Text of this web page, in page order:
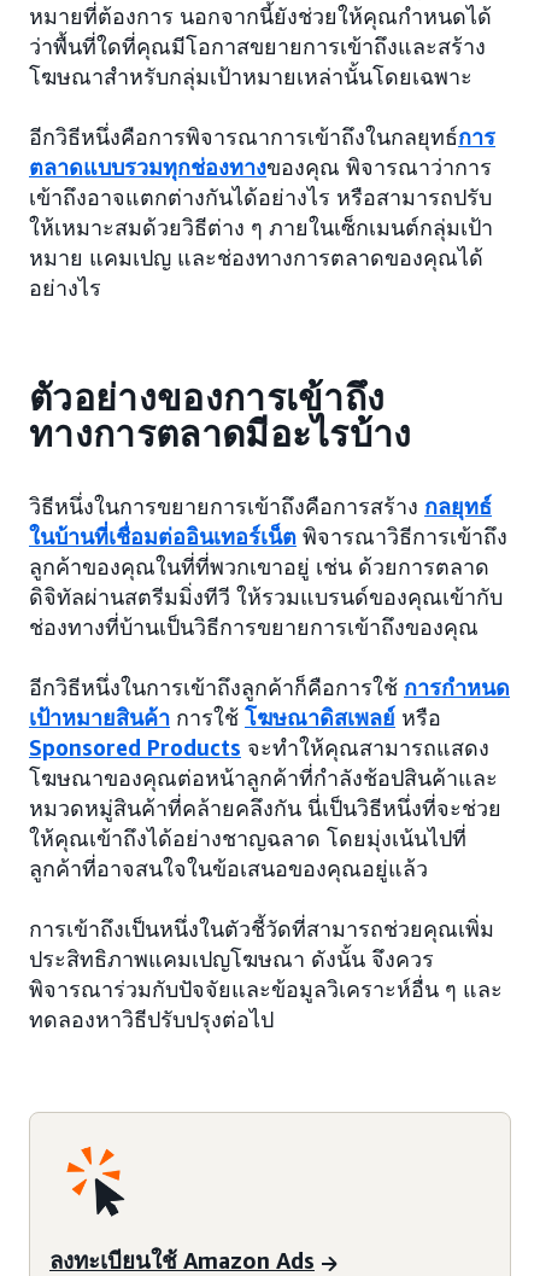
หมายที่ต้องการ นอกจากนี้ยังช่วยให้คุณกำหนดได้
ว่าพื้นที่ใดที่คุณมีโอกาสขยายการเข้าถึงและสร้าง
โฆษณาสำหรับกลุ่มเป้าหมายเหล่านั้นโดยเฉพาะ
อีกวิธีหนึ่งคือการพิจารณาการเข้าถึงในกลยุทธ์การ
ตลาดแบบรวมทุกช่องทางของคุณ พิจารณาว่าการ
เข้าถึงอาจแตกต่างกันได้อย่างไร หรือสามารถปรับ
ให้เหมาะสมด้วยวิธีต่าง ๆ ภายในเซ็กเมนต์กลุ่มเป้า
หมาย แคมเปญ และช่องทางการตลาดของคุณได้
อย่างไร
ตัวอย่างของการเข้าถึง
ทางการตลาดมีอะไรบ้าง
วิธีหนึ่งในการขยายการเข้าถึงคือการสร้าง กลยุทธ์
ในบ้านที่เชื่อมต่ออินเทอร์เน็ต พิจารณาวิธีการเข้าถึง
ลูกค้าของคุณในที่ที่พวกเขาอยู่ เช่น ด้วยการตลาด
ดิจิทัลผ่านสตรีมมิ่งทีวี ให้รวมแบรนด์ของคุณเข้ากับ
ช่องทางที่บ้านเป็นวิธีการขยายการเข้าถึงของคุณ
อีกวิธีหนึ่งในการเข้าถึงลูกค้าก็คือการใช้ การกำหนด
เป้าหมายสินค้า การใช้ โฆษณาดิสเพลย์ หรือ
Sponsored Products จะทำให้คุณสามารถแสดง
โฆษณาของคุณต่อหน้าลูกค้าที่กำลังช้อปสินค้าและ
หมวดหมู่สินค้าที่คล้ายคลึงกัน นี่เป็นวิธีหนึ่งที่จะช่วย
ให้คุณเข้าถึงได้อย่างชาญฉลาด โดยมุ่งเน้นไปที่
ลูกค้าที่อาจสนใจในข้อเสนอของคุณอยู่แล้ว
การเข้าถึงเป็นหนึ่งในตัวชี้วัดที่สามารถช่วยคุณเพิ่ม
ประสิทธิภาพแคมเปญโฆษณา ดังนั้น จึงควร
พิจารณาร่วมกับปัจจัยและข้อมูลวิเคราะห์อื่น ๆ และ
ทดลองหาวิธีปรับปรุงต่อไป
ลงทะเบียนใช้ Amazon Ads